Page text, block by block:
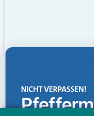
NICHT VERPASSEN!